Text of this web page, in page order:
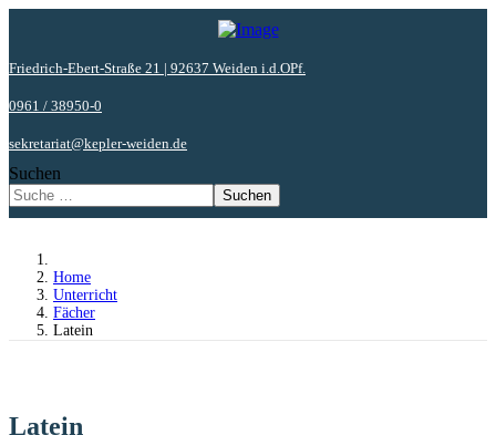
Friedrich-Ebert-Straße 21 | 92637 Weiden i.d.OPf.
0961 / 38950-0
sekretariat@kepler-weiden.de
Suchen
Suchen
Home
Unterricht
Fächer
Latein
Latein